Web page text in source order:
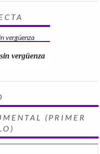
vergüenza
(PRIMER